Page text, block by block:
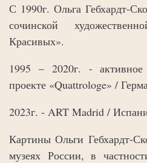
С 1990г. Ольга Гебхардт-
сочинской
Красивых».
1995 – 2020г. - активное
проекте «Quattrologe» /
2023г. - ART Madrid /
Картины Ольги Гебхардт-
музеях России, в